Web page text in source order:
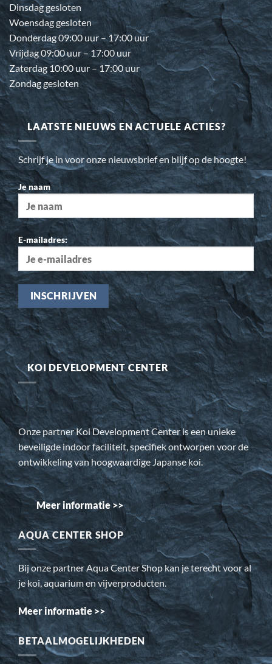
Dinsdag gesloten
Woensdag gesloten
Donderdag 09:00 uur – 17:00 uur
Vrijdag 09:00 uur – 17:00 uur
Zaterdag 10:00 uur – 17:00 uur
Zondag gesloten
LAATSTE NIEUWS EN ACTUELE ACTIES?
Schrijf je in voor onze nieuwsbrief en blijf op de hoogte!
Je naam
E-mailadres:
KOI DEVELOPMENT CENTER
Onze partner Koi Development Center is een unieke
beveiligde indoor faciliteit, specifiek ontworpen voor de
ontwikkeling van hoogwaardige Japanse koi.
Meer informatie >>
AQUA CENTER SHOP
Bij onze partner Aqua Center Shop kan je terecht voor al
je koi, aquarium en vijverproducten.
Meer informatie >>
BETAALMOGELIJKHEDEN